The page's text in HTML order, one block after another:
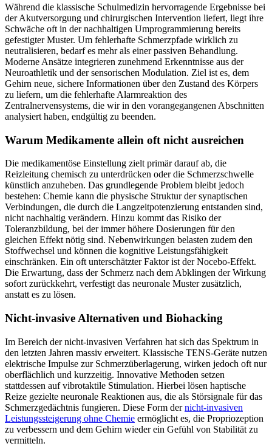
Während die klassische Schulmedizin hervorragende Ergebnisse bei
der Akutversorgung und chirurgischen Intervention liefert, liegt ihre
Schwäche oft in der nachhaltigen Umprogrammierung bereits
gefestigter Muster. Um fehlerhafte Schmerzpfade wirklich zu
neutralisieren, bedarf es mehr als einer passiven Behandlung.
Moderne Ansätze integrieren zunehmend Erkenntnisse aus der
Neuroathletik und der sensorischen Modulation. Ziel ist es, dem
Gehirn neue, sichere Informationen über den Zustand des Körpers
zu liefern, um die fehlerhafte Alarmreaktion des
Zentralnervensystems, die wir in den vorangegangenen Abschnitten
analysiert haben, endgültig zu beenden.
Warum Medikamente allein oft nicht ausreichen
Die medikamentöse Einstellung zielt primär darauf ab, die
Reizleitung chemisch zu unterdrücken oder die Schmerzschwelle
künstlich anzuheben. Das grundlegende Problem bleibt jedoch
bestehen: Chemie kann die physische Struktur der synaptischen
Verbindungen, die durch die Langzeitpotenzierung entstanden sind,
nicht nachhaltig verändern. Hinzu kommt das Risiko der
Toleranzbildung, bei der immer höhere Dosierungen für den
gleichen Effekt nötig sind. Nebenwirkungen belasten zudem den
Stoffwechsel und können die kognitive Leistungsfähigkeit
einschränken. Ein oft unterschätzter Faktor ist der Nocebo-Effekt.
Die Erwartung, dass der Schmerz nach dem Abklingen der Wirkung
sofort zurückkehrt, verfestigt das neuronale Muster zusätzlich,
anstatt es zu lösen.
Nicht-invasive Alternativen und Biohacking
Im Bereich der nicht-invasiven Verfahren hat sich das Spektrum in
den letzten Jahren massiv erweitert. Klassische TENS-Geräte nutzen
elektrische Impulse zur Schmerzüberlagerung, wirken jedoch oft nur
oberflächlich und kurzzeitig. Innovative Methoden setzen
stattdessen auf vibrotaktile Stimulation. Hierbei lösen haptische
Reize gezielte neuronale Reaktionen aus, die als Störsignale für das
Schmerzgedächtnis fungieren. Diese Form dernicht-invasiven
Leistungssteigerung ohne Chemie ermöglicht es, die Propriozeption
zu verbessern und dem Gehirn wieder ein Gefühl von Stabilität zu
vermitteln.